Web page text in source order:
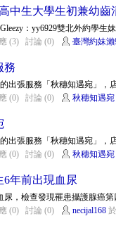
中生大學生初兼幼齒
：yy6929雙北外約學生
(3) 討論 (0) 臺灣約妹瀨
務
出張服務「秋穗知遇宛」，
(0) 討論 (0) 秋穗知遇宛
出張服務「秋穗知遇宛」，
(0) 討論 (0) 秋穗知遇宛
6年前出現血尿
尿，檢查發現罹患攝護腺癌
(0) 討論 (0) necijal168於